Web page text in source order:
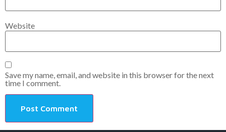
Website
Save my name, email, and website in this browser for the next
time I comment.